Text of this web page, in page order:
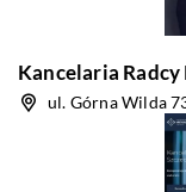
Kancelaria
ul. Górna Wilda